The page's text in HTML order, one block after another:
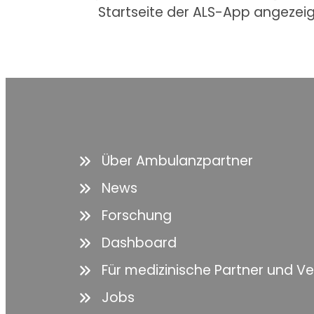
Startseite der ALS-App
Über Ambulanzpartner
News
Forschung
Dashboard
Für medizinische Partner und
Jobs